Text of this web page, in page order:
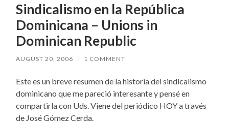
Sindicalismo en la República
Dominicana – Unions in
Dominican Republic
AUGUST 20, 2006 / 1 COMMENT
Este es un breve resumen de la historia del sindicalismo
dominicano que me pareció interesante y pensé en
compartirla con Uds. Viene del periódico HOY a través
de José Gómez Cerda.